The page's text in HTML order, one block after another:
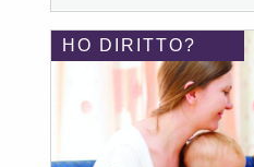
HO DIRITTO?